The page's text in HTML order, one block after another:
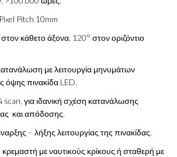
Pitch 10mm
κάθετο άξονα, 120° στον οριζόντιο
με λειτουργία μηνυμάτων
όψης πινακίδα LED.
για ιδανική σχέση κατανάλωσης
και απόδοσης.
– λήξης λειτουργίας της πινακίδας.
κρεμαστή με ναυτικούς κρίκους ή σταθερή με